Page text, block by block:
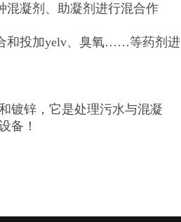
混凝剂、助凝剂进行混合作
和投加yelv、臭氧……等药剂进
镀锌，它是处理污水与混凝
备！